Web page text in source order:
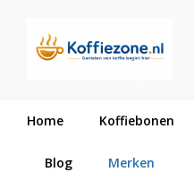
Home Koffiebonen
Blog Merken